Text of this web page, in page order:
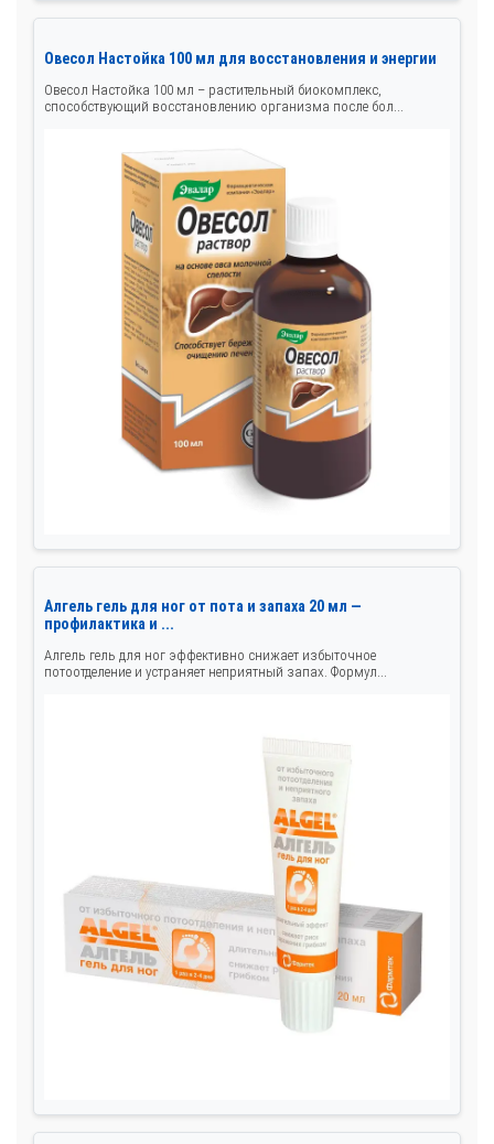
Овесол Настойка 100 мл для восстановления и энергии
Овесол Настойка 100 мл – растительный биокомплекс,
способствующий восстановлению организма после бол...
Алгель гель для ног от пота и запаха 20 мл —
профилактика и ...
Алгель гель для ног эффективно снижает избыточное
потоотделение и устраняет неприятный запах. Формул...